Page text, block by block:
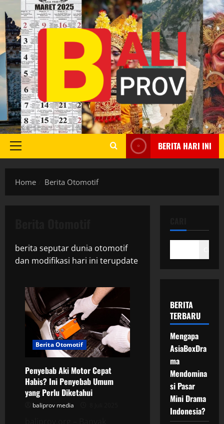
to
content
Primary
BERITA HARI INI
Home Berita Otomotif
berita seputar dunia otomotif
dan modifikasi hari ini terupdate
Berita Otomotif
Penyebab Aki Motor Cepat
Habis? Ini Penyebab Umum
yang Perlu Diketahui
baliprov media
BERITA
TERBARU
Mengapa
AsiaBoxDra
ma
Mendomina
si Pasar
Mini Drama
Indonesia?